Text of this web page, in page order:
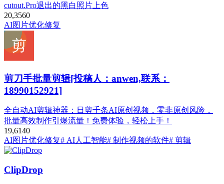
cutout.Pro退出的黑白照片上色
20,3560
AI图片优化修复
剪刀手批量剪辑[投稿人：anwen,联系：
18990152921]
全自动AI剪辑神器：日剪千条AI原创视频，零非原创风险，
批量高效制作引爆流量！免费体验，轻松上手！
19,6140
AI图片优化修复# AI人工智能# 制作视频的软件# 剪辑
ClipDrop